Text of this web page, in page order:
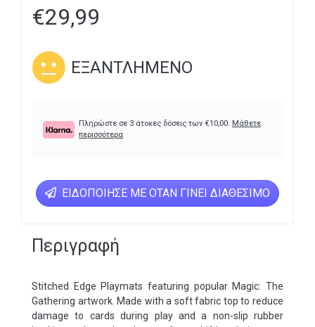
€29,99
ΕΞΑΝΤΛΗΜΈΝΟ
Πληρώστε σε 3 άτοκες δόσεις των €10,00. Μάθετε
περισσότερα
ΕΙΔΟΠΟΊΗΣΕ ΜΕ ΌΤΑΝ ΓΊΝΕΙ ΔΙΑΘΈΣΙΜΟ
Περιγραφή
Stitched Edge Playmats featuring popular Magic: The
Gathering artwork. Made with a soft fabric top to reduce
damage to cards during play and a non-slip rubber